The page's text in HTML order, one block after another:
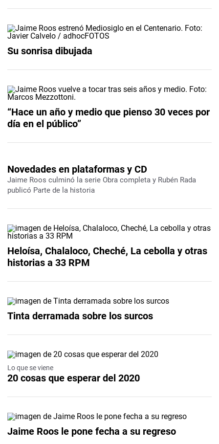
Su sonrisa dibujada
“Hace un año y medio que pienso 30 veces por
día en el público”
Novedades en plataformas y CD
Jaime Roos culminó la serie Obra completa y Rubén Rada
publicó Parte de la historia
Heloísa, Chalaloco, Cheché, La cebolla y otras
historias a 33 RPM
Tinta derramada sobre los surcos
Lo que se viene
20 cosas que esperar del 2020
Jaime Roos le pone fecha a su regreso